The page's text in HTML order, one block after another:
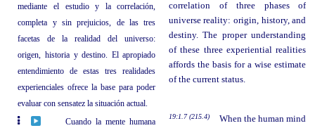
mediante el estudio y la correlación,
completa y sin prejuicios, de las tres
facetas de la realidad del universo:
origen, historia y destino. El apropiado
entendimiento de estas tres realidades
experienciales ofrece la base para poder
evaluar con sensatez la situación actual.
correlation of three phases of
universe reality: origin, history, and
destiny. The proper understanding
of these three experiential realities
affords the basis for a wise estimate
of the current status.
Cuando la mente humana
19:1.7 (215.4)
When the human mind